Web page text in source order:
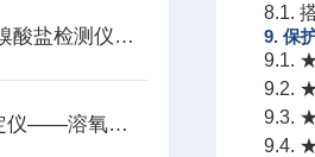
蓝景科技 饮用水溴酸盐检测仪：饮水安全的精准捍卫者
便携式溶解氧测定仪——溶氧测量的便捷之选
8.1.
9. 保
9.1.
9.2.
9.3.
9.4.